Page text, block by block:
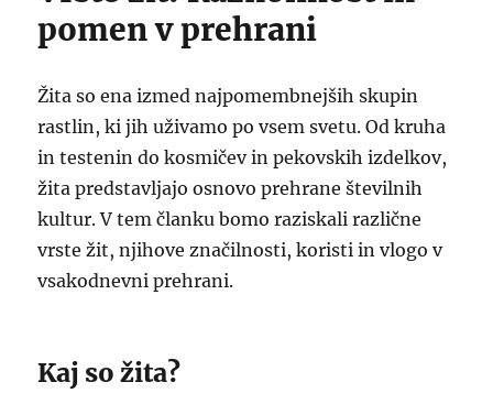
pomen v prehrani
Žita so ena izmed najpomembnejših skupin
rastlin, ki jih uživamo po vsem svetu. Od kruha
in testenin do kosmičev in pekovskih izdelkov,
žita predstavljajo osnovo prehrane številnih
kultur. V tem članku bomo raziskali različne
vrste žit, njihove značilnosti, koristi in vlogo v
vsakodnevni prehrani.
Kaj so žita?